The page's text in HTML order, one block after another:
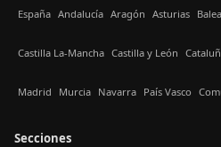
España Andalucía Aragón Asturias
Castilla La-Mancha Castilla y León
Madrid Murcia Navarra País Vasco
Secciones